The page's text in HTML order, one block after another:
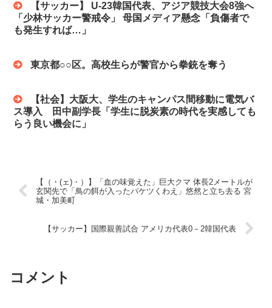
「少林サッカー警戒令」 母国メディア懸念「負傷者で
も発生すれば…」
東京都○○区。高校生らが警官から拳銃を奪う
ス導入 田中副学長「学生に脱炭素の時代を実感しても
らう良い機会に」
【（・(ェ)・）】「血の味覚えた」巨大クマ 体長2メートルが
玄関先で「鳥の餌が入ったバケツくわえ」悠然と立ち去る 宮
城・加美町
【サッカー】国際親善試合 アメリカ代表0－2韓国代表
コメント